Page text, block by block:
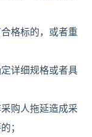
格标的，或者重
详细规格或者具
购人拖延造成采
；